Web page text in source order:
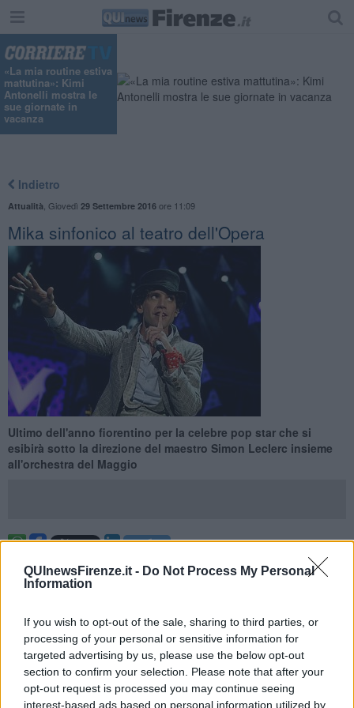
QUInewsFirenze.it - Do Not Process My Personal
Information
If you wish to opt-out of the sale, sharing to third parties, or
processing of your personal or sensitive information for
targeted advertising by us, please use the below opt-out
section to confirm your selection. Please note that after your
opt-out request is processed you may continue seeing
interest-based ads based on personal information utilized by
«La mia routine estiva
mattutina»: Kimi
Antonelli mostra le
sue giornate in
vacanza
Indietro
Attualità Giovedì 29 Settembre 2016ore 11:09
Mika sinfonico al teatro dell'Opera
Ultimo dell'anno fiorentino per la celebre pop star che si
esibirà sotto la direzione del maestro Simon Leclerc insieme
all'orchestra del Maggio
FIRENZE —
Un Mika non usuale quello che si esibirà al teatro del
Maggio musicale fiorentino il 30 e 31 dicembre. Una carrellata sui
nuova veste attraverso tutte le potenzialità strumentali e vocali dalla
tradizione orchestrale classica.
Il cantante si è detto "grato dell'invito del Maggio Fiorentino: è per
me un onore esibirmi in una città che amo molto e con un’orchestra
e un coro prestigiosi come quelli dell’Opera di Firenze. Ho iniziato